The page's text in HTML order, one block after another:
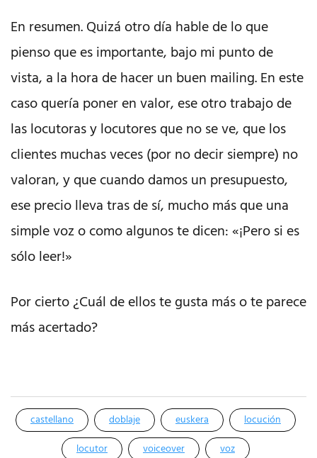
En resumen. Quizá otro día hable de lo que
pienso que es importante, bajo mi punto de
vista, a la hora de hacer un buen mailing. En este
caso quería poner en valor, ese otro trabajo de
las locutoras y locutores que no se ve, que los
clientes muchas veces (por no decir siempre) no
valoran, y que cuando damos un presupuesto,
ese precio lleva tras de sí, mucho más que una
simple voz o como algunos te dicen: «¡Pero si es
sólo leer!»
Por cierto ¿Cuál de ellos te gusta más o te parece
más acertado?
castellano doblaje euskera
locución
locutor
voiceover voz